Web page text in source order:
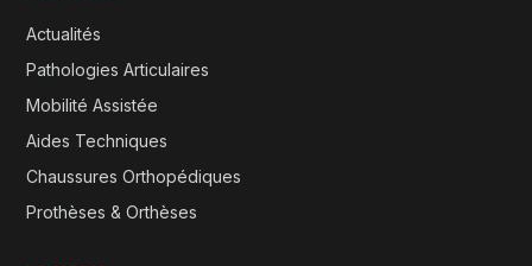
Actualités
Pathologies Articulaires
Mobilité Assistée
Aides Techniques
Chaussures Orthopédiques
Prothèses & Orthèses